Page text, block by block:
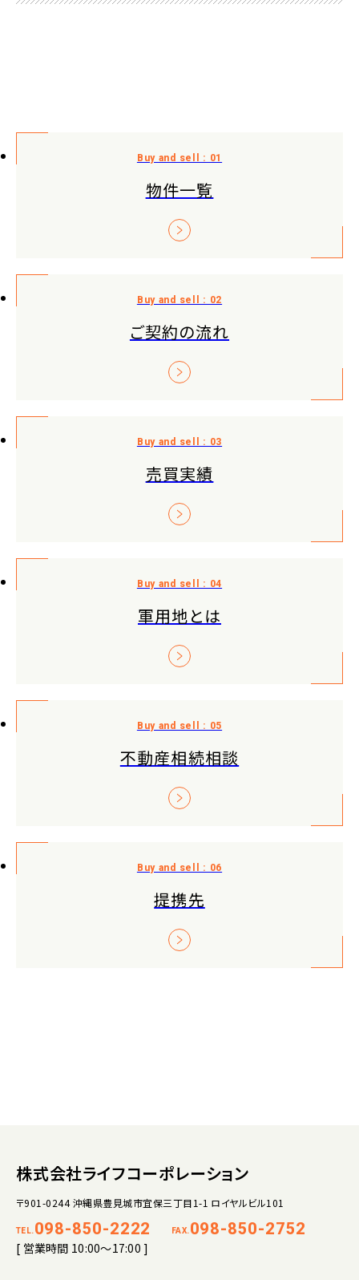
物件一覧
ご契約の流れ
売買実績
軍用地とは
不動産相続相談
提携先
株式会社ライフコーポレーション
〒901-0244 沖縄県豊見城市宜保三丁目1-1 ロイヤルビル101
TEL. 098-850-2222 FAX. 098-850-2752
[ 営業時間 10:00～17:00 ]